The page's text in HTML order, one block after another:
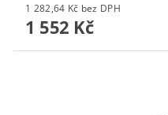
1 282,64 Kč bez DPH
1 552 Kč